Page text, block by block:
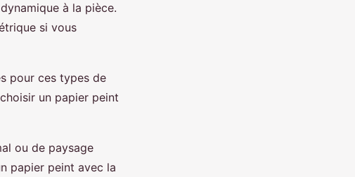
à la pièce.
si vous
pour ces types de
un papier peint
ou de paysage
papier peint avec la